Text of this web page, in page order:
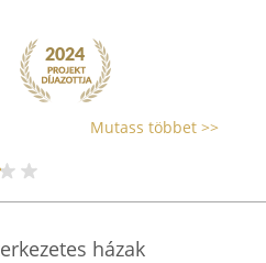
Mutass többet >>
házak